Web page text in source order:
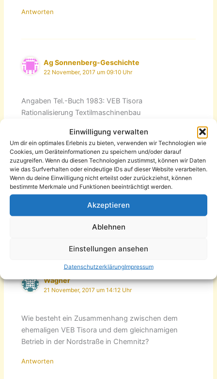
Einwilligung verwalten
Um dir ein optimales Erlebnis zu bieten, verwenden wir Technologien wie
Cookies, um Geräteinformationen zu speichern und/oder darauf
zuzugreifen. Wenn du diesen Technologien zustimmst, können wir Daten
wie das Surfverhalten oder eindeutige IDs auf dieser Website verarbeiten.
Wenn du deine Einwilligung nicht erteilst oder zurückziehst, können
bestimmte Merkmale und Funktionen beeinträchtigt werden.
Akzeptieren
Ablehnen
Einstellungen ansehen
DatenschutzerklärungImpressum
Antworten
Ag Sonnenberg-Geschichte
22 November, 2017 um 09:10 Uhr
Angaben Tel.-Buch 1983: VEB Tisora
Rationalisierung Textilmaschinenbau
Projektierung, Verwaltung
Fertigung Sondermaschinenbau: Emil-Mehner-Str. 8
(jetzt Schönherrstr.)
Seit 1991 nur noch als Tisora GmbH in der
Nordstraße 46 für kundenspezifischen
Wagner
21 November, 2017 um 14:12 Uhr
Wie besteht ein Zusammenhang zwischen dem
ehemaligen VEB Tisora und dem gleichnamigen
Betrieb in der Nordstraße in Chemnitz?
Antworten